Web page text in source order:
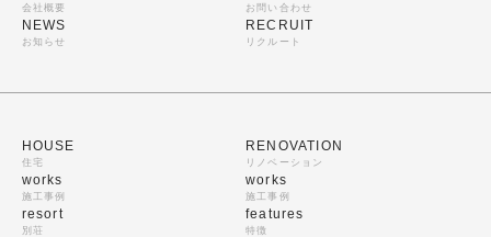
会社概要
NEWS
お知らせ
お問い合わせ
RECRUIT
リクルート
HOUSE
住宅
works
施工事例
resort
別荘
RENOVATION
リノベーション
works
施工事例
features
特徴